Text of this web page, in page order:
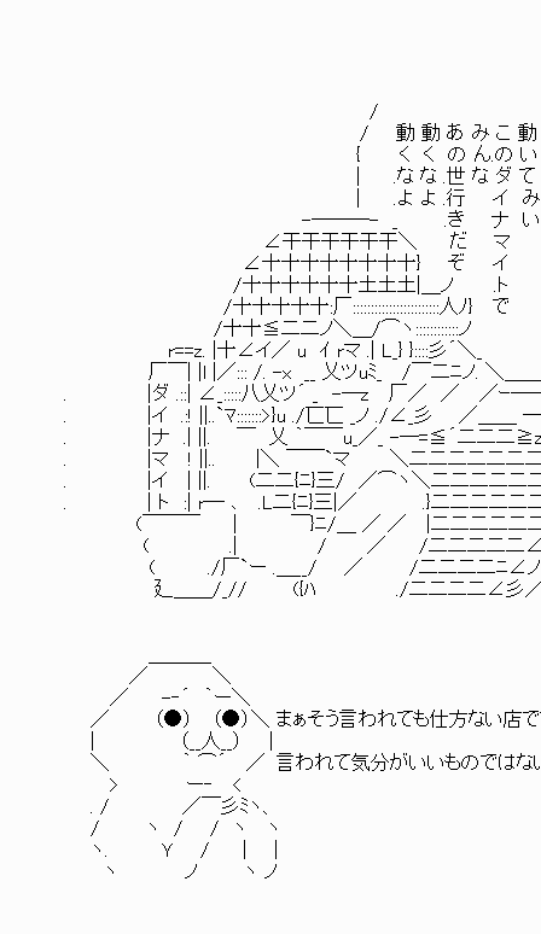
/
/ 動 動 あ み こ 動 一
{ く く の ん.の い 歩
| .な な .世 な ダ て で
| .よ よ .行 イ み.も
-───- _ .き ナ い
∠干干干干干干＼ だ マ
∠十十十十十十十十} ぞ イ
/十十十十十十土土土|＿ノ .ト そんな、ワシ
/十十十十十:厂::::::::::::::::::::::::人ﾉ} で
/十十≦二二ノ＼＿/⌒ヽ::::::::::::ノ 食えんよう
r==z. |十∠イ／ u ｲ rマ .| L_} }::::彡´＼_
厂￣| |l |／::: /. -x __ 乂ツuﾐ_ /￣二ﾆノ. ＼＿＿
. |ダ .::| ∠_:::::八乂ツ´ _ -─z 厂／ ／ ／ｰ
. |イ .:! ||..`ﾏ:::::::>}u ./匸匸 _ノ ./∠_彡 ／＿＿
. |ナ .| ||. ￣ 乂 ｀￣￣u_／_ -─=≦´二二二
. |マ ! ||.. |＼ ￣￣`マ ＼二二二二二二
. |イ | ||. (二二{ﾆ}三/ ／⌒ヽ＼二二二二二
. | ト :| r─ ､ .L二{ﾆ}三|／ .}二二二二二二
(￣￣￣ | ￣}ﾆ/＿ ／ ／ |二二二二二二
( .| / ／ /二二二二二∠￣
( ./厂`ー .＿__/ ／ /二二二二ﾆ∠ノ.／
廴＿＿/_// ({ﾊ ./二二二二∠彡／／
／ ＼
／ -‐´ ｀ー＼
／ （●） （●）＼ まぁそう言われても仕方ない店です
| （__人__） |
＼ ｀ ⌒´ ／ 言われて気分がいいものではない
> ー‐ <
. / ／￣彡ﾐヽ、
/ ヽ / / ヽ ヽ
ヽ. Ｙ / | |
ヽ ノ ヽ ノ